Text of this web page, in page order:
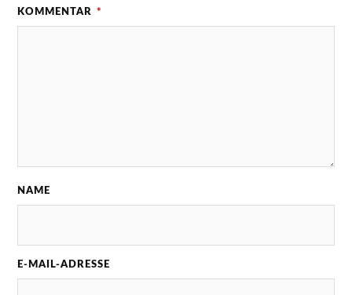
KOMMENTAR *
NAME
E-MAIL-ADRESSE